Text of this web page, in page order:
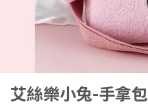
艾絲樂小兔-手拿包